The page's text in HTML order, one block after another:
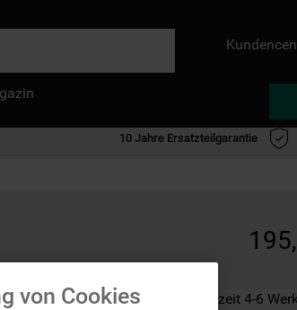
10 Jahre Ersatzteilgarantie
195,
Auf Lager: Lieferzeit 4-6
von Cookies